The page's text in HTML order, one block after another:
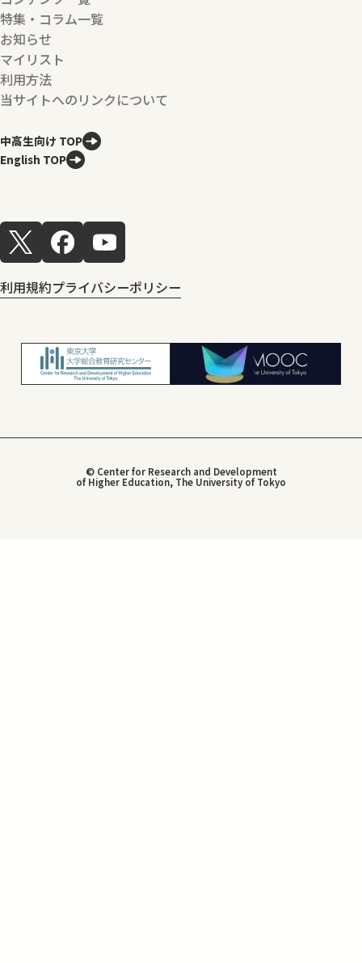
特集・コラム一覧
お知らせ
マイリスト
利用方法
当サイトへのリンクについて
中高生向け TOP
English TOP
利用規約プライバシーポリシー
© Center for Research and Development
of Higher Education, The University of Tokyo